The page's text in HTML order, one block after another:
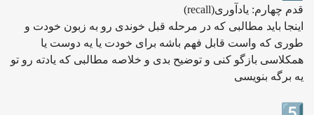
قدم چهارم: یادآوری(recall)
اینجا باید مطالبی که در مرحله قبل خوندی رو به زبون خودت و
طوری که واست قابل فهم باشه برای خودت یا یه دوست یا
همکلاسی بازگو کنی و توضیح بدی و خلاصه مطالبی که یادته رو تو
یه برگه بنویسی